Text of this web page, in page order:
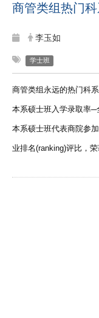
商管类组热门
李玉如
学士班
商管类组永远的热门科
本系硕士班入学录取率─
本系硕士班代表商院参加
业排名(ranking)评比，